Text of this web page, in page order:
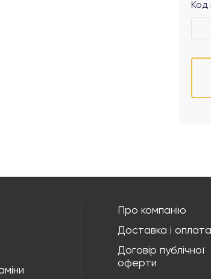
Код
Про компанію
Доставка і оплата
Договір публічної
оферти